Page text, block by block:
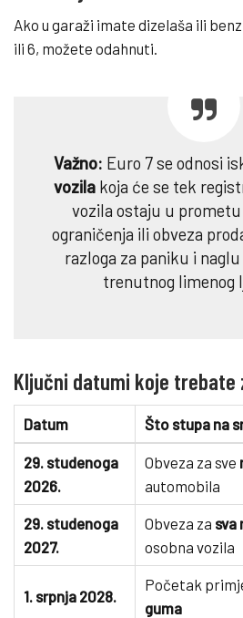
Ako u garaži imate dizelaša ili
ili 6, možete odahnuti.
Važno: Euro 7 se odnosi
vozilakoja će se tek
vozila ostaju u
ograničenja ili obveza
razloga za paniku i
trenutnog limenog
Ključni datumi koje
Datum Što stupa na
29. studenoga
2026.
Obveza za sve
automobila
29. studenoga
2027.
Obveza za sva
osobna vozila
1. srpnja 2028.
Početak
guma